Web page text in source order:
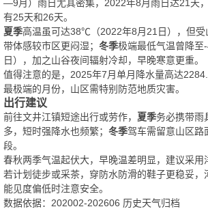
—9月）雨日尤其密集，2022年8月雨日达21天
有25天和26天。
夏季高温虽可达38℃（2022年8月21日），但受
带体感较市区更闷湿； 冬季极端最低气温曾降
日），加之山谷夜间辐射冷却，早晚寒意更重。
值得注意的是，2025年7月单月降水量高达
最极端的月份，山区需特别防范地质灾害。
出行建议
前往文井江镇短途出行或劳作， 夏季务必携带雨
多，短时强降水也频繁； 冬季驾车需留意山区路
段。
春秋两季气温起伏大，早晚温差明显，建议采用
若计划徒步或采茶，穿防水防滑的鞋子更稳妥，
能见度偏低时注意安全。
数据依据：202002-202606 历史天气归档